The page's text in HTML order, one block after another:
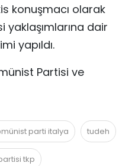
konuşmacı olarak
yaklaşımlarına dair
yapıldı.
Partisi ve
parti italya tudeh
tkp